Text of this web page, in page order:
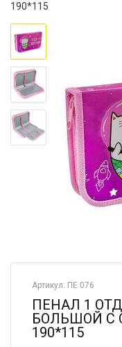
190*115
Артикул: ПЕ 076
ПЕНАЛ 1 ОТД
БОЛЬШОЙ С
190*115